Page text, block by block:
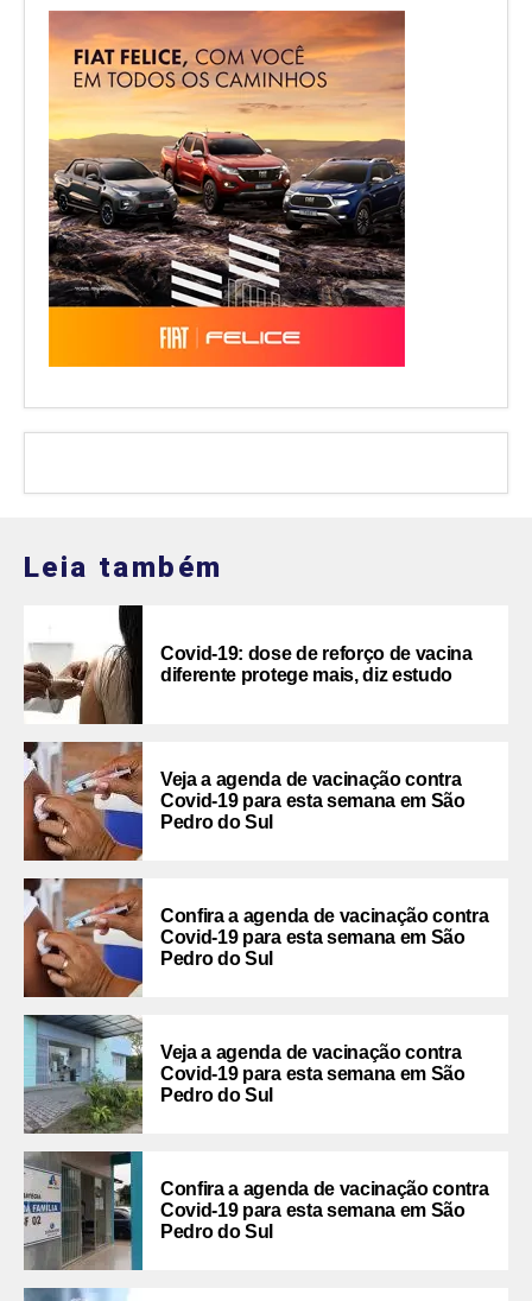
Leia também
Covid-19: dose de reforço de vacina
diferente protege mais, diz estudo
Veja a agenda de vacinação contra
Covid-19 para esta semana em São
Pedro do Sul
Confira a agenda de vacinação contra
Covid-19 para esta semana em São
Pedro do Sul
Veja a agenda de vacinação contra
Covid-19 para esta semana em São
Pedro do Sul
Confira a agenda de vacinação contra
Covid-19 para esta semana em São
Pedro do Sul